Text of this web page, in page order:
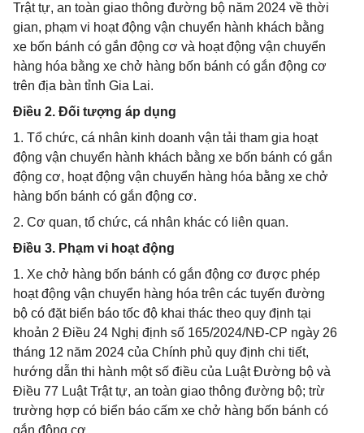
Trật tự, an toàn giao thông đường bộ năm 2024 về thời
gian, phạm vi hoạt động vận chuyển hành khách bằng
xe bốn bánh có gắn động cơ và hoạt động vận chuyển
hàng hóa bằng xe chở hàng bốn bánh có gắn động cơ
trên địa bàn tỉnh Gia Lai.
Điều 2. Đối tượng áp dụng
1. Tổ chức, cá nhân kinh doanh vận tải tham gia hoạt
động vận chuyển hành khách bằng xe bốn bánh có gắn
động cơ, hoạt động vận chuyển hàng hóa bằng xe chở
hàng bốn bánh có gắn động cơ.
2. Cơ quan, tổ chức, cá nhân khác có liên quan.
Điều 3. Phạm vi hoạt động
1. Xe chở hàng bốn bánh có gắn động cơ được phép
hoạt động vận chuyển hàng hóa trên các tuyến đường
bộ có đặt biển báo tốc độ khai thác theo quy định tại
khoản 2 Điều 24 Nghị định số 165/2024/NĐ-CP ngày 26
tháng 12 năm 2024 của Chính phủ quy định chi tiết,
hướng dẫn thi hành một số điều của Luật Đường bộ và
Điều 77 Luật Trật tự, an toàn giao thông đường bộ; trừ
trường hợp có biển báo cấm xe chở hàng bốn bánh có
gắn động cơ.